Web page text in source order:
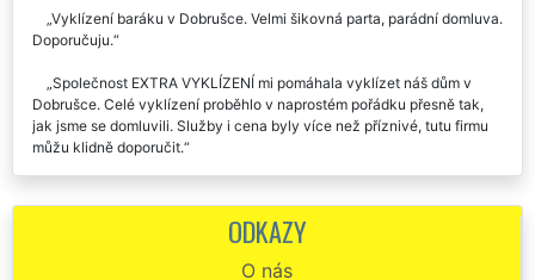
Vyklízení baráku v Dobrušce. Velmi šikovná parta, parádní domluva.
Doporučuju.
Společnost EXTRA VYKLÍZENÍ mi pomáhala vyklízet náš dům v
Dobrušce. Celé vyklízení proběhlo v naprostém pořádku přesně tak,
jak jsme se domluvili. Služby i cena byly více než příznivé, tutu firmu
můžu klidně doporučit.
našeho nově zakoupeného domu v Dobrušce. Všechno jsme celkem
podrobně naplánovali a přesně tak, jak jsme se domluvili, proběhlo i
profesionály. Na nic nezapomněli a za sobotu a neděli vyklidili
ODKAZY
O nás